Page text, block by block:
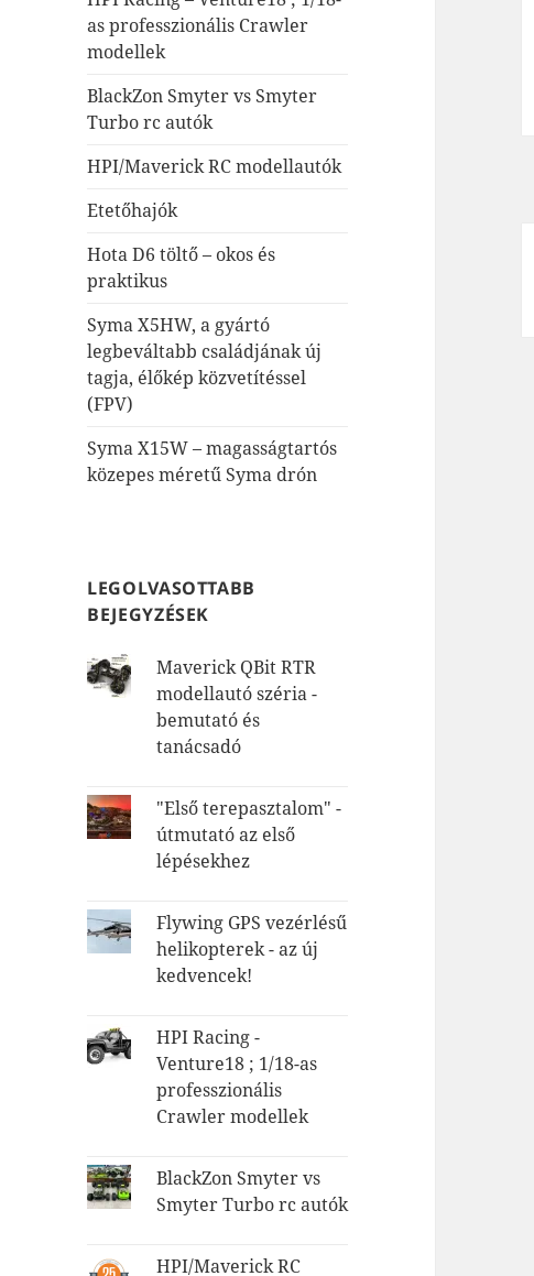
as professzionális Crawler
modellek
BlackZon Smyter vs Smyter
Turbo rc autók
HPI/Maverick RC modellautók
Etetőhajók
Hota D6 töltő – okos és
praktikus
Syma X5HW, a gyártó
legbeváltabb családjának új
tagja, élőkép közvetítéssel
(FPV)
Syma X15W – magasságtartós
közepes méretű Syma drón
LEGOLVASOTTABB
BEJEGYZÉSEK
Maverick QBit RTR
modellautó széria -
bemutató és
tanácsadó
"Első terepasztalom" -
útmutató az első
lépésekhez
Flywing GPS vezérlésű
helikopterek - az új
kedvencek!
HPI Racing -
Venture18 ; 1/18-as
professzionális
Crawler modellek
BlackZon Smyter vs
Smyter Turbo rc autók
HPI/Maverick RC